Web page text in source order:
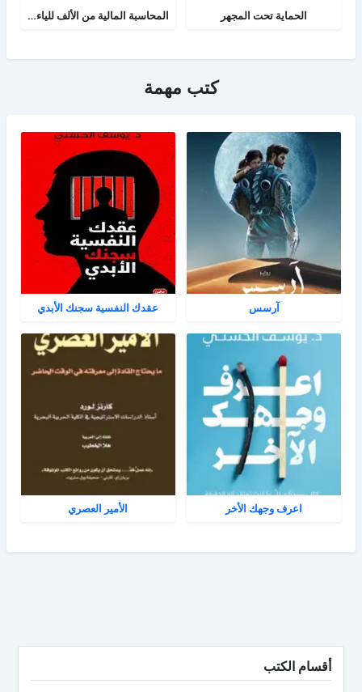
الحماية تحت المجهر المحاسبة المالية من الألف للياء - الجزء الثاني
كتب مهمة
آرسس عقدك النفسية سجنك الأبدي
اعرف وجهك الأخر الأمير العصري
أقسام الكتب